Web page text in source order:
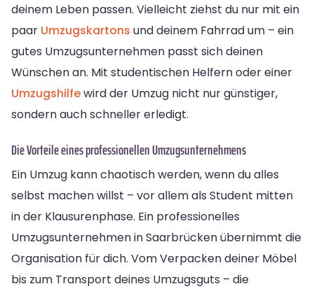
deinem Leben passen. Vielleicht ziehst du nur mit ein
paar Umzugskartons und deinem Fahrrad um – ein
gutes Umzugsunternehmen passt sich deinen
Wünschen an. Mit studentischen Helfern oder einer
Umzugshilfewird der Umzug nicht nur günstiger,
sondern auch schneller erledigt.
Die Vorteile eines professionellen Umzugsunternehmens
Ein Umzug kann chaotisch werden, wenn du alles
selbst machen willst – vor allem als Student mitten
in der Klausurenphase. Ein professionelles
Umzugsunternehmen in Saarbrücken übernimmt die
Organisation für dich. Vom Verpacken deiner Möbel
bis zum Transport deines Umzugsguts – die